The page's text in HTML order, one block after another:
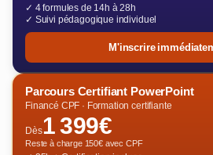
✓ 4 formules de 14h à 28h
✓ Suivi pédagogique individuel
M'inscrire
Parcours Certifiant PowerPoint
Financé CPF · Formation certifiante
Dès1 399€
Reste à charge 150€ avec CPF